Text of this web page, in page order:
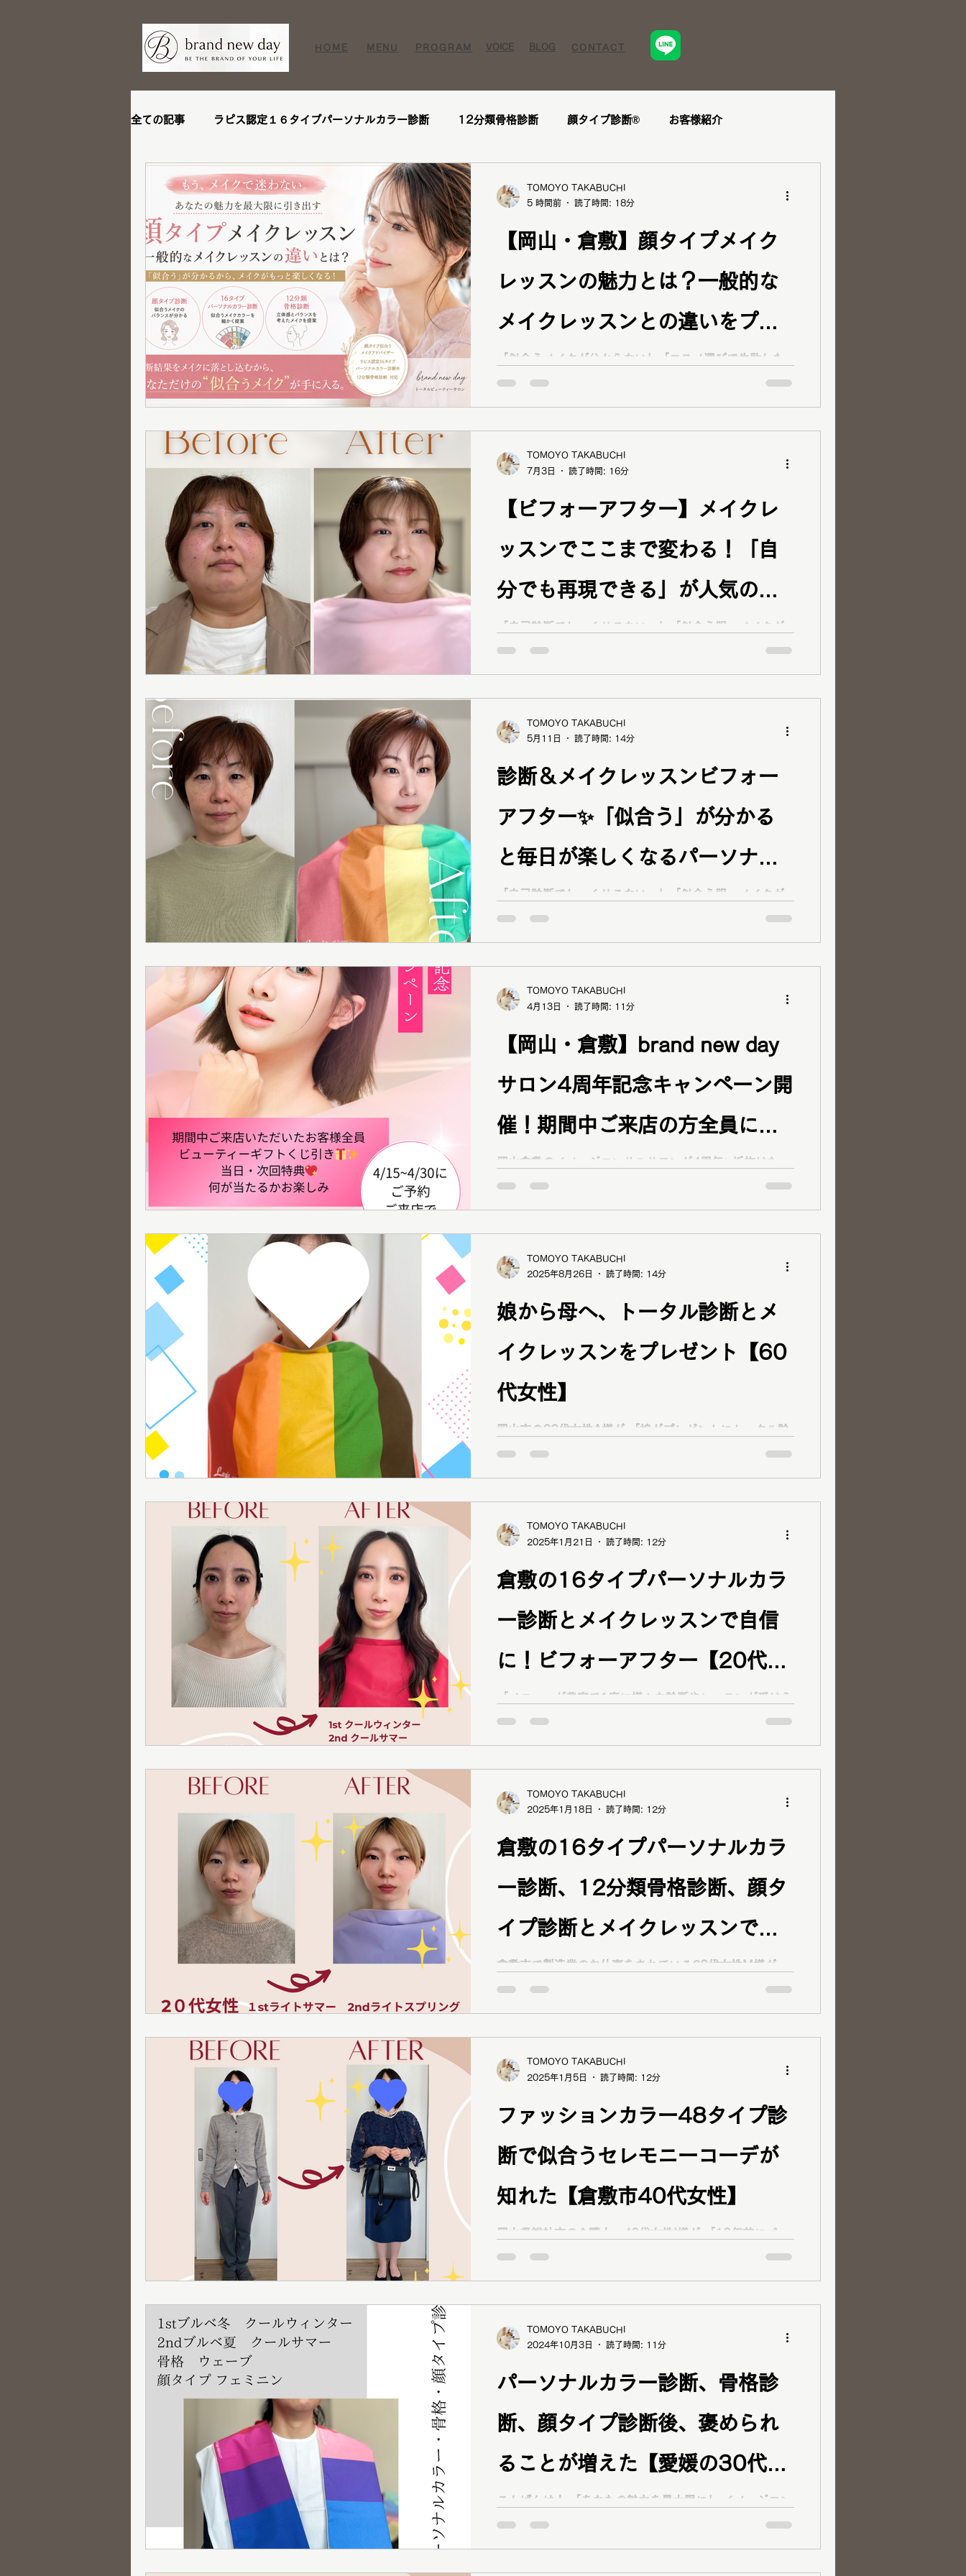
HOME MENU PROGRAM VOICE​ BLOG​​ CONTACT
全ての記事 ラピス認定１６タイプパーソナルカラー診断 12分類骨格診断 顔タイプ診断®️ お客様紹介
ビフォーアフター リピーター様 お客様の感想 口コミ
ステージアップブランディング講座 1DAY垢抜けプレミアムトータル診断・メイクレッスン・ショッピング同行
メイクレッスン トータル診断 パーソナルカラー診断 パーソナルカラー ブライダル ペア診断
グループ診断 骨格診断 顔タイプ診断 ショッピング同行
メニュー紹介 新メニュー ファッションカラー48タイプ診断 コスメ提案 プレゼント
【岡山・倉敷】顔タイプメイク
レッスンの魅力とは？一般的な
メイクレッスンとの違いをプロ
が徹底解説！
「似合うメイクが分からない」「コスメ選びで失敗した
骨格診断をもとに、一人ひとりに似合うメイクをご提案
TOMOYO TAKABUCHI
5 時間前
読了時間: 18分
【ビフォーアフター】メイクレ
ッスンでここまで変わる！「自
分でも再現できる」が人気のレ
ッスンをご紹介 メイクレッス
ン 岡山・倉敷
「自己診断でしっくりこない…」「似合う服・メイクが
断とメイクレッスンで、自分史上最高の“似合う”を発見
💄 岡山・倉敷でパーソナルカラー診断・骨格診断・顔タ
ださい♪
TOMOYO TAKABUCHI
7月3日
読了時間: 16分
診断＆メイクレッスンビフォー
アフター✨「似合う」が分かる
と毎日が楽しくなるパーソナル
カラー診断 岡山倉敷
「自己診断でしっくりこない…」「似合う服・メイクが
断とメイクレッスンで、自分史上最高の“似合う”を発見
ださい♪
TOMOYO TAKABUCHI
5月11日
読了時間: 14分
【岡山・倉敷】brand new day
サロン4周年記念キャンペーン開
催！期間中ご来店の方全員にお
得な抽選付き
岡山倉敷のイメージコンサルサロンが4周年✨垢抜けた
定キャンペーン開催中！リピーター様は1000円OFF＆く
じ引き特典あり。
TOMOYO TAKABUCHI
4月13日
読了時間: 11分
娘から母へ、トータル診断とメ
イクレッスンをプレゼント【60
代女性】
岡山市の60代女性A様が 「娘がプレゼントにトータル診
プ診断・ベストカラー診断、顔タイプメイクレッスンも
ラー診断、骨格診断、顔タイプ診断とメイクレッスンを
す！ 診断結果は 1st ストロングオータム（イエベ秋）
2nd ビビッドスプリング（イエベ春） 骨格 ザ・スト
さん、オレンジメイク似合ってる！」と娘さん＾＾ 「い
は初めて」とA様＾＾ 似合う色、服、メイクでますます
素敵に輝いてくださいね♪ とっても素敵なA様母娘、ご来
ゼント、とっても心温まるエピソードですよね＾＾診断
やメイクレッスンを身近な人へのプレゼン
TOMOYO TAKABUCHI
2025年8月26日
読了時間: 14分
倉敷の16タイプパーソナルカラ
ー診断とメイクレッスンで自信
に！ビフォーアフター【20代女
性】
「メニューが豊富で1度に様々な診断やレッスンが受けら
ある感じになりたい」 と16タイプパーソナルカラー診
断、12分類骨格診断、顔タイプ診断・コスメ提案、ベス
TOMOYO TAKABUCHI
2025年1月21日
読了時間: 12分
倉敷の16タイプパーソナルカラ
ー診断、12分類骨格診断、顔タ
イプ診断とメイクレッスンで最
短垢抜け【20代女性】
倉敷市で製造業のお仕事をされている20代女性M様が
カラー診断、12分類骨格診断、顔タイプ診断・コスメ提
TOMOYO TAKABUCHI
2025年1月18日
読了時間: 12分
ファッションカラー48タイプ診
断で似合うセレモニーコーデが
知れた【倉敷市40代女性】
岡山県総社市の介護士、40代女性I様が 「10年前にパー
い」 「普段の自分に似合うスタイル、子供の入卒園式の
スタイルを知りたい」 「髪型、服装、メイクを楽しみた
TOMOYO TAKABUCHI
2025年1月5日
読了時間: 12分
パーソナルカラー診断、骨格診
断、顔タイプ診断後、褒められ
ることが増えた【愛媛の30代
40代女性ペア】
こんばんは！ 「あなたの魅力を最大限に」 イメージコン
ピス認定16タイプ・パーソナルカラーアナリスト パーソ
TOMOYO TAKABUCHI
2024年10月3日
読了時間: 11分